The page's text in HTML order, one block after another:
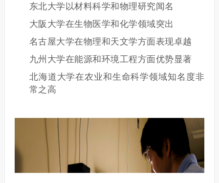
东北大学以材料科学和物理研究闻名
大阪大学在生物医学和化学领域突出
名古屋大学在物理和天文学方面表现卓越
九州大学在能源和环境工程方面优势显著
北海道大学在农业和生命科学领域知名度非
常之高